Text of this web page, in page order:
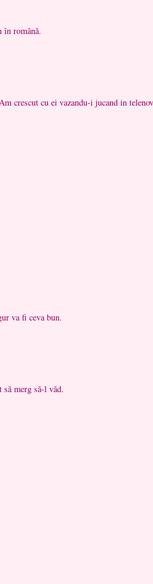
în română.
crescut cu ei vazandu-i jucand in
va fi ceva bun.
merg să-l văd.